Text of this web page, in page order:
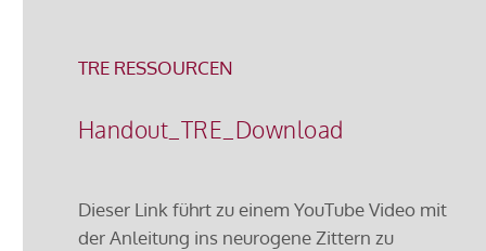
TRE RESSOURCEN
Handout_TRE_Download
Dieser Link führt zu einem YouTube Video mit
der Anleitung ins neurogene Zittern zu